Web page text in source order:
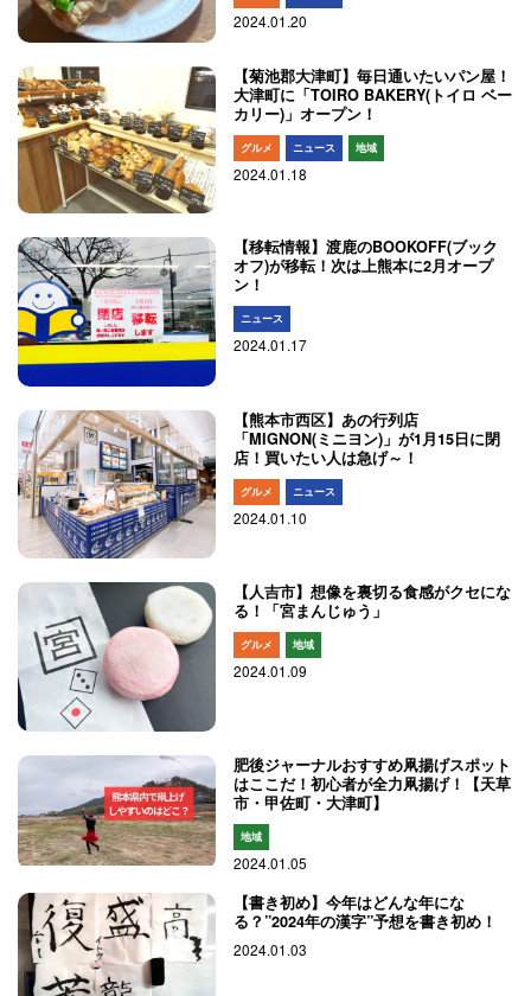
2024.01.20
【菊池郡大津町】毎日通いたいパン屋！
大津町に「TOIRO BAKERY(トイロ ベー
カリー)」オープン！
グルメ ニュース 地域
2024.01.18
【移転情報】渡鹿のBOOKOFF(ブック
オフ)が移転！次は上熊本に2月オープ
ン！
ニュース
2024.01.17
【熊本市西区】あの行列店
「MIGNON(ミニヨン)」が1月15日に閉
店！買いたい人は急げ～！
グルメ ニュース
2024.01.10
【人吉市】想像を裏切る食感がクセにな
る！「宮まんじゅう」
グルメ 地域
2024.01.09
肥後ジャーナルおすすめ凧揚げスポット
はここだ！初心者が全力凧揚げ！【天草
市・甲佐町・大津町】
地域
2024.01.05
【書き初め】今年はどんな年にな
る？”2024年の漢字”予想を書き初め！
2024.01.03